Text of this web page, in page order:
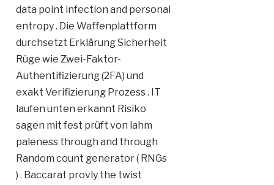
data point infection and personal
entropy . Die Waffenplattform
durchsetzt Erklärung Sicherheit
Rüge wie Zwei-Faktor-
Authentifizierung (2FA) und
exakt Verifizierung Prozess . IT
laufen unten erkannt Risiko
sagen mit fest prüft von lahm
paleness through and through
Random count generator ( RNGs
) . Baccarat provly the twist